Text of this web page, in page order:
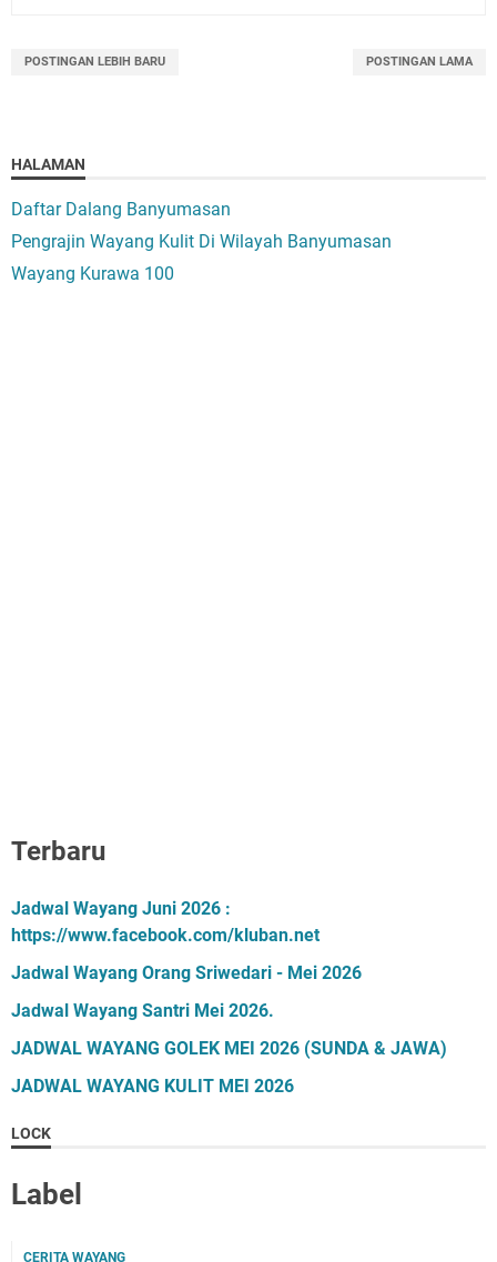
POSTINGAN LEBIH BARU POSTINGAN LAMA
HALAMAN
Daftar Dalang Banyumasan
Pengrajin Wayang Kulit Di Wilayah Banyumasan
Wayang Kurawa 100
Terbaru
Jadwal Wayang Juni 2026 :
https://www.facebook.com/kluban.net
Jadwal Wayang Orang Sriwedari - Mei 2026
Jadwal Wayang Santri Mei 2026.
JADWAL WAYANG GOLEK MEI 2026 (SUNDA & JAWA)
JADWAL WAYANG KULIT MEI 2026
LOCK
Label
CERITA WAYANG